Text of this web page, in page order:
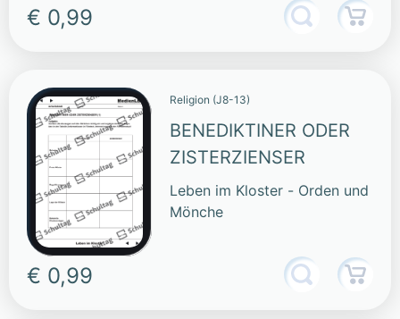
€ 0,99
Religion (J8-13)
BENEDIKTINER ODER
ZISTERZIENSER
Leben im Kloster - Orden und
Mönche
€ 0,99